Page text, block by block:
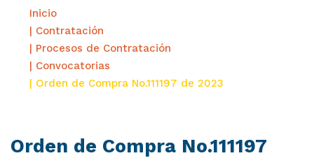
Inicio
| Contratación
| Procesos de Contratación
| Convocatorias
| Orden de Compra No.111197 de 2023
Orden de Compra No.111197